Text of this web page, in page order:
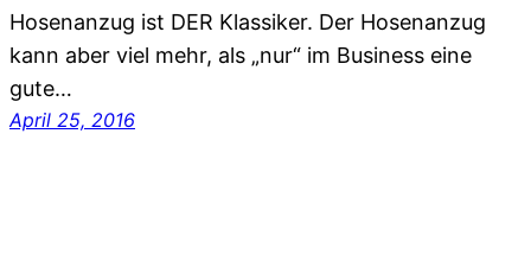
Hosenanzug ist DER Klassiker. Der Hosenanzug
kann aber viel mehr, als „nur“ im Business eine
gute…
April 25, 2016